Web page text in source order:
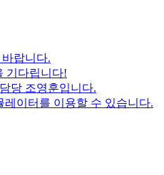
랍니다.
기다립니다!
당 조영훈입니다.
레이터를 이용할 수 있습니다.